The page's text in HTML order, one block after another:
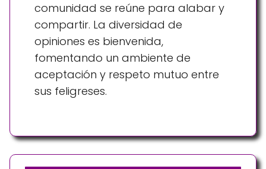
comunidad se reúne para alabar y
compartir. La diversidad de
opiniones es bienvenida,
fomentando un ambiente de
aceptación y respeto mutuo entre
sus feligreses.